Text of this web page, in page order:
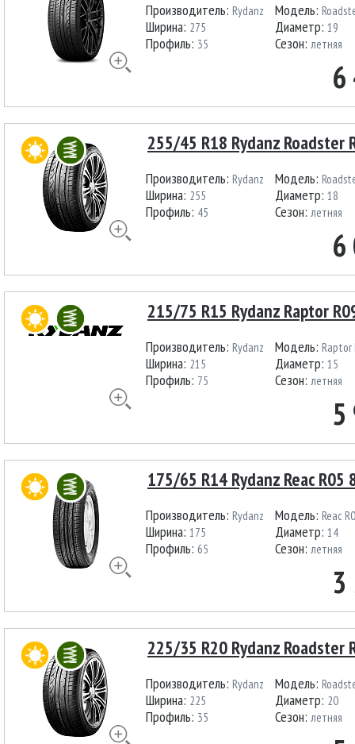
Производитель: Rydanz
Ширина: 275
Профиль: 35
Модель:
Диаметр: 19
Сезон: летняя
255/45 R18 Rydanz Roadster
Производитель: Rydanz
Ширина: 255
Профиль: 45
Модель:
Диаметр: 18
Сезон: летняя
215/75 R15 Rydanz Raptor
Производитель: Rydanz
Ширина: 215
Профиль: 75
Модель: Raptor
Диаметр: 15
Сезон: летняя
175/65 R14 Rydanz Reac R05
Производитель: Rydanz
Ширина: 175
Профиль: 65
Модель: Reac
Диаметр: 14
Сезон: летняя
225/35 R20 Rydanz Roadster
Производитель: Rydanz
Ширина: 225
Профиль: 35
Модель:
Диаметр: 20
Сезон: летняя